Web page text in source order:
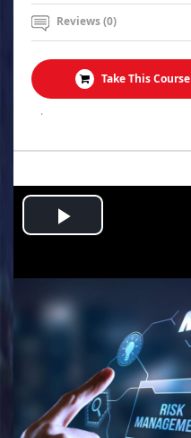
Reviews (0)
Take This Course
.
Play
Video